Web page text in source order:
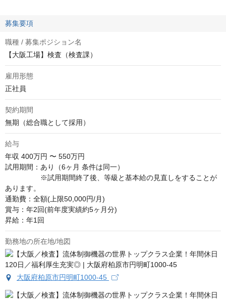
募集要項
職種 / 募集ポジション名
【大阪工場】検査（検査課）
雇用形態
正社員
契約期間
無期（総合職として採用）
給与
年収 400万円 〜 550万円
試用期間：あり（6ヶ月 条件は同一）
※試用期間終了後、等級と基本給の見直しをすることが
あります。
通勤費：全額(上限50,000円/月)
賞与：年2回(前年度実績約5ヶ月分)
昇給：年1回
勤務地の所在地/地図
大阪府柏原市円明町1000-45